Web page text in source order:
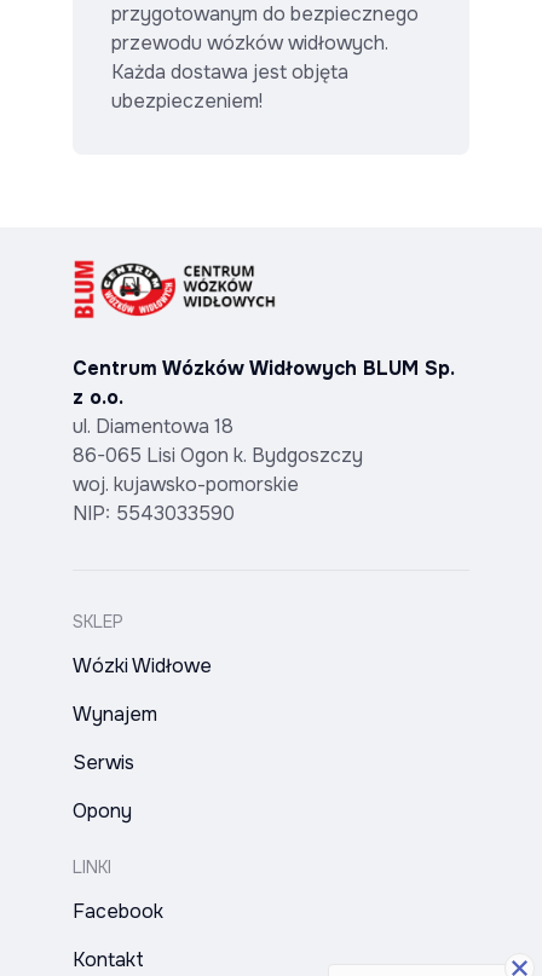
przygotowanym do bezpiecznego
przewodu wózków widłowych.
Każda dostawa jest objęta
ubezpieczeniem!
Centrum Wózków Widłowych BLUM Sp.
z o.o.
ul. Diamentowa 18
86-065 Lisi Ogon k. Bydgoszczy
woj. kujawsko-pomorskie
NIP: 5543033590
SKLEP
Wózki Widłowe
Wynajem
Serwis
Opony
LINKI
Facebook
Kontakt